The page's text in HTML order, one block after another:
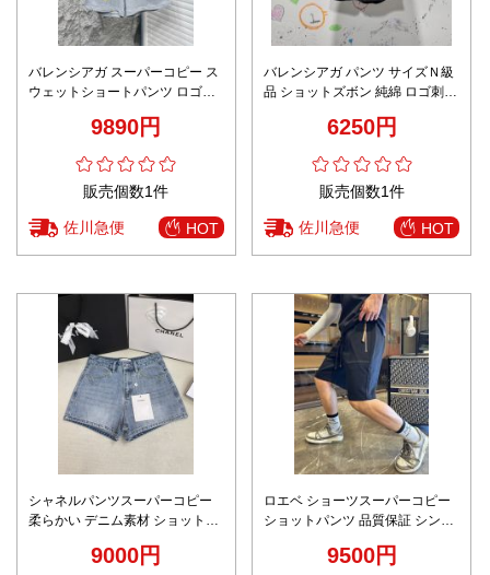
バレンシアガ スーパーコピー ス
ウェットショートパンツ ロゴ刺
9890円
販売個数1件
佐川急便 HOT
バレンシアガ パンツ サイズＮ級
品 ショットズボン 純綿 ロゴ刺繍
6250円
販売個数1件
佐川急便 HOT
シャネルパンツスーパーコピー
柔らかい デニム素材 ショットパ
9000円
ロエベ ショーツスーパーコピー
ショットパンツ 品質保証 シンプ
9500円